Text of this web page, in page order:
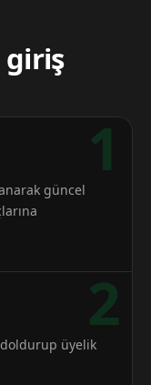
giriş
1
güncel
2
üyelik